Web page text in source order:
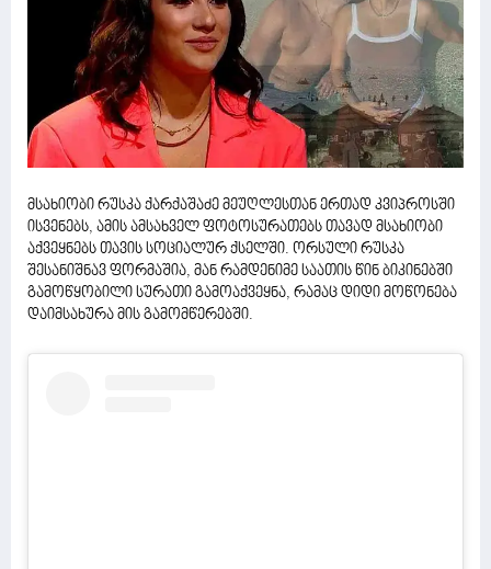
მსახიობი რუსკა ქარქაშაძე მეუღლესთან ერთად კვიპროსში
ისვენებს, ამის ამსახველ ფოტოსურათებს თავად მსახიობი
აქვეყნებს თავის სოციალურ ქსელში. ორსული რუსკა
შესანიშნავ ფორმაშია, მან რამდენიმე საათის წინ ბიკინებში
გამოწყობილი სურათი გამოაქვეყნა, რამაც დიდი მოწონება
დაიმსახურა მის გამომწერებში.